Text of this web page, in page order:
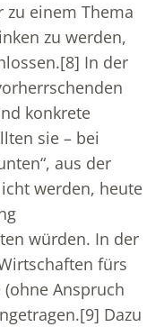
einem Thema
zu werden,
[8] In der
konkrete
sie – bei
aus der
werden, heute
würden. In der
fürs
Anspruch
[9] Dazu